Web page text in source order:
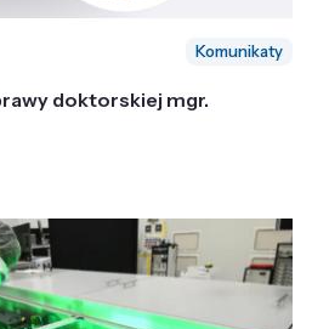
Komunikaty
doktorskiej mgr.